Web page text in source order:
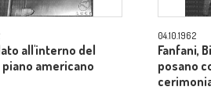
all'interno del
americano
04.10.1962
Fanfani,
posano